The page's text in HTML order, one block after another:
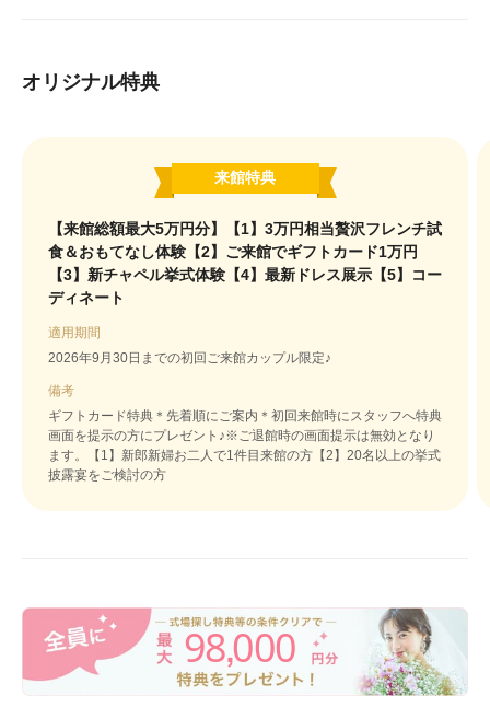
オリジナル特典
来館特典
【来館総額最大5万円分】【1】3万円相当贅沢フレンチ試
食＆おもてなし体験【2】ご来館でギフトカード1万円
【3】新チャペル挙式体験【4】最新ドレス展示【5】コー
ディネート
適用期間
2026年9月30日までの初回ご来館カップル限定♪
備考
ギフトカード特典＊先着順にご案内＊初回来館時にスタッフへ特典
画面を提示の方にプレゼント♪※ご退館時の画面提示は無効となり
ます。【1】新郎新婦お二人で1件目来館の方【2】20名以上の挙式
披露宴をご検討の方
98,000